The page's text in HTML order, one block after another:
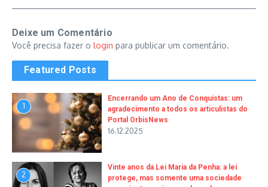
Deixe um Comentário
Você precisa fazer o login para publicar um comentário.
Featured Posts
1
Encerrando um Ano de Conquistas: um
agradecimento a todos os articulistas do
Portal OrbisNews
16.12.2025
2
Vinte anos da Lei Maria da Penha: a lei
protege, mas somente uma sociedade